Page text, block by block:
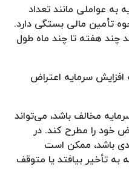
به عواملی مانند تعداد
تأمین مالی بستگی دارد.
چند هفته تا چند ماه طول
افزایش سرمایه اعتراض
مخالف باشد، می‌تواند
خود را مطرح کند. در
باشد، ممکن است
به تأخیر بیافتد یا متوقف